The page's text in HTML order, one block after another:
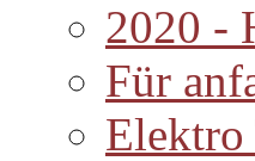
2020 -
Für
Elektro